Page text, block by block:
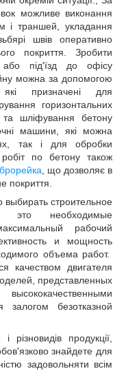
можливе виконання
і траншей, укладання
швів оперативно
покриття. Зробити
або під'їзд до офісу
можна за допомогою
які призначені для
горизонтальних
та шліфування бетону
машини, які можна
так і для обробки
по бетону також
, що дозволяє в
покриття.
строительное
это необходимые
рабочий
и мощность
объема работ.
качеством двигателя
представленных
залогом безотказной
продукції,
знайдете для
задовольняти всім